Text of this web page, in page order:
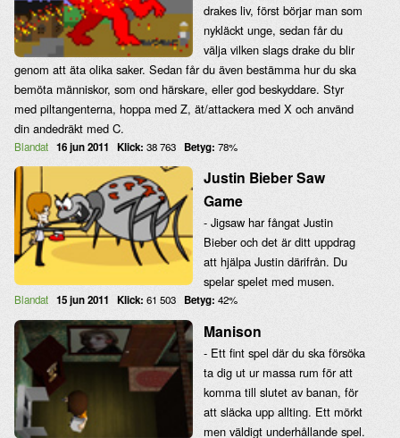
drakes liv, först börjar man som
nykläckt unge, sedan får du
välja vilken slags drake du blir
genom att äta olika saker. Sedan får du även bestämma hur du ska
bemöta människor, som ond härskare, eller god beskyddare. Styr
med piltangenterna, hoppa med Z, ät/attackera med X och använd
din andedräkt med C.
Blandat 16 jun 2011 Klick: 38 763 Betyg: 78%
Justin Bieber Saw
Game
- Jigsaw har fångat Justin
Bieber och det är ditt uppdrag
att hjälpa Justin därifrån. Du
spelar spelet med musen.
Blandat 15 jun 2011 Klick: 61 503 Betyg: 42%
Manison
- Ett fint spel där du ska försöka
ta dig ut ur massa rum för att
komma till slutet av banan, för
att släcka upp allting. Ett mörkt
men väldigt underhållande spel.